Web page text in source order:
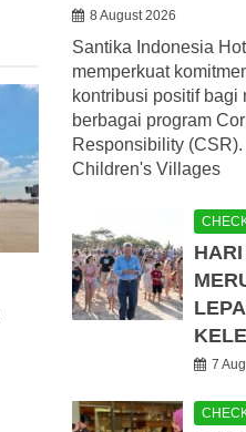
8 August 2026
Santika Indonesia
memperkuat
kontribusi positif bagi
berbagai program
Responsibility
Children's Villages
7